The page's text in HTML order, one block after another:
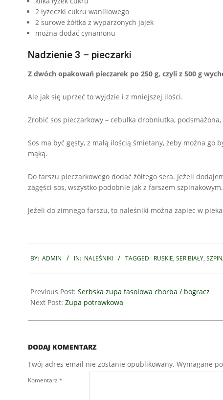
2 łyżeczki cukru waniliowego
2 surowe żółtka z wyparzonych jajek
można dodać cynamonu
Nadzienie 3 – pieczarki
Z dwóch opakowań pieczarek po 250 g, czyli z 500 g
Ale jak się uprzeć to wyjdzie i z mniejszej ilości.
Zrobić sos pieczarkowy – cebulka drobniutka,
Sos ma być gęsty, z małą ilością śmietany, żeby można
mąką.
Do farszu pieczarkowego dodać żółtego sera. Jeżeli
zagęści sos, wszystko podobnie jak z farszem szpinakowym.
Jeżeli do zimnego farszu, to naleśniki można zapiec w
09-
BY: ADMIN IN: NALEŚNIKI TAGGED: RUSKIE, SER BIAŁY,
Previous Post: Serbska zupa fasolowa chorba / bogracz
Next Post: Zupa potrawkowa
DODAJ KOMENTARZ
Twój adres email nie zostanie opublikowany. Wymagane
Komentarz *